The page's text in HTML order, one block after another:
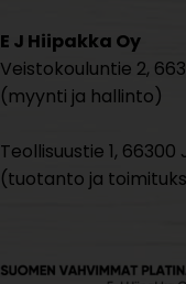
E J Hiipakka Oy
Veistokouluntie 2,
(myynti ja hallinto)
Teollisuustie 1, 66300
(tuotanto ja